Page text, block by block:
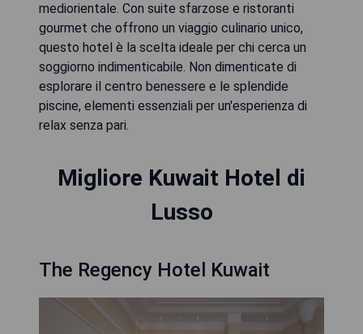
mediorientale. Con suite sfarzose e ristoranti
gourmet che offrono un viaggio culinario unico,
questo hotel è la scelta ideale per chi cerca un
soggiorno indimenticabile. Non dimenticate di
esplorare il centro benessere e le splendide
piscine, elementi essenziali per un'esperienza di
relax senza pari.
Migliore Kuwait Hotel di
Lusso
The Regency Hotel Kuwait